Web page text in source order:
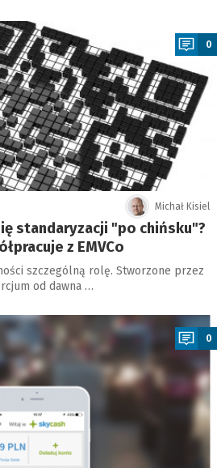
0
Michał Kisiel
standaryzacji "po chińsku"?
z EMVCo
szczególną rolę. Stworzone przez
od dawna …
0